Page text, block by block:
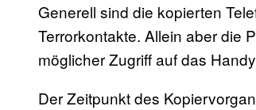
Generell sind die kopierten
Terrorkontakte. Allein aber die
möglicher Zugriff auf das
Der Zeitpunkt des